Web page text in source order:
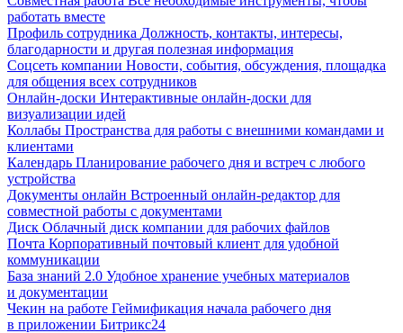
работать вместе
Профиль сотрудника Должность, контакты, интересы,
благодарности и другая полезная информация
Соцсеть компании Новости, события, обсуждения, площадка
для общения всех сотрудников
Онлайн-доски Интерактивные онлайн-доски для
визуализации идей
Коллабы Пространства для работы с внешними командами и
клиентами
Календарь Планирование рабочего дня и встреч с любого
устройства
Документы онлайн Встроенный онлайн-редактор для
совместной работы с документами
Диск Облачный диск компании для рабочих файлов
Почта Корпоративный почтовый клиент для удобной
коммуникации
База знаний 2.0 Удобное хранение учебных материалов
и документации
Чекин на работе Геймификация начала рабочего дня
в приложении Битрикс24